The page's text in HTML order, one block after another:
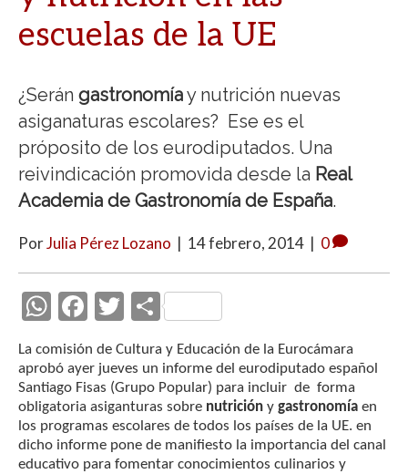
escuelas de la UE
¿Serán gastronomíay nutrición nuevas
asiganaturas escolares? Ese es el
próposito de los eurodiputados. Una
reivindicación promovida desde la Real
Academia de Gastronomía de España.
PorJulia Pérez Lozano | 14 febrero, 2014 | 0
W
h
at
s
A
p
F
ac
e
b
o
o
T
w
itt
er
C
m
p
ar
ti
La comisión de Cultura y Educación de la Eurocámara
aprobó ayer jueves un informe del eurodiputado español
Santiago Fisas (Grupo Popular) para incluir de forma
obligatoria asiganturas sobre nutrición y gastronomía en
los programas escolares de todos los países de la UE. en
dicho informe pone de manifiesto la importancia del canal
educativo para fomentar conocimientos culinarios y